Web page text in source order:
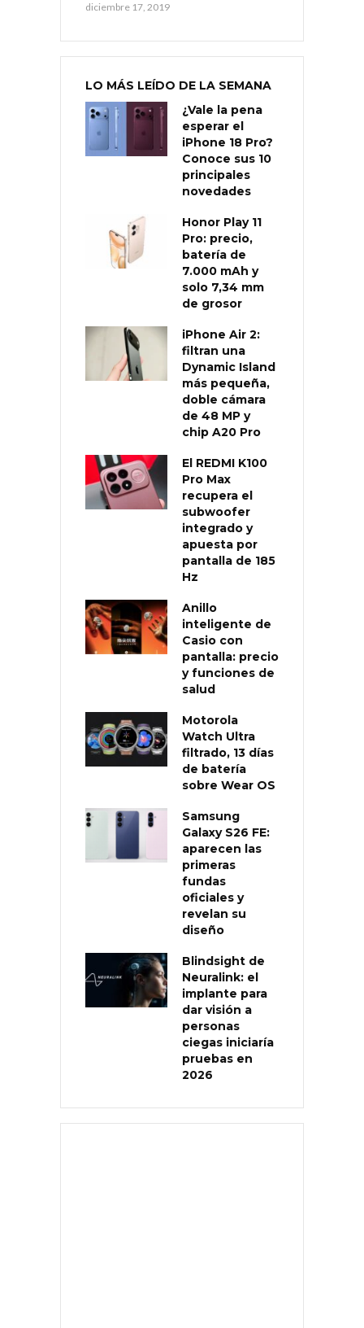
diciembre 17, 2019
LO MÁS LEÍDO DE LA SEMANA
¿Vale la pena
esperar el
iPhone 18 Pro?
Conoce sus 10
principales
novedades
Honor Play 11
Pro: precio,
batería de
7.000 mAh y
solo 7,34 mm
de grosor
iPhone Air 2:
filtran una
Dynamic Island
más pequeña,
doble cámara
de 48 MP y
chip A20 Pro
El REDMI K100
Pro Max
recupera el
subwoofer
integrado y
apuesta por
pantalla de 185
Hz
Anillo
inteligente de
Casio con
pantalla: precio
y funciones de
salud
Motorola
Watch Ultra
filtrado, 13 días
de batería
sobre Wear OS
Samsung
Galaxy S26 FE:
aparecen las
primeras
fundas
oficiales y
revelan su
diseño
Blindsight de
Neuralink: el
implante para
dar visión a
personas
ciegas iniciaría
pruebas en
2026